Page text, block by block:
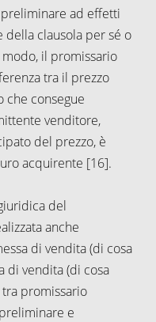
ad effetti
della clausola per sé o
il promissario
tra il prezzo
che consegue
venditore,
del prezzo, è
acquirente [16].
del
anche
di vendita (di cosa
di vendita (di cosa
promissario
e